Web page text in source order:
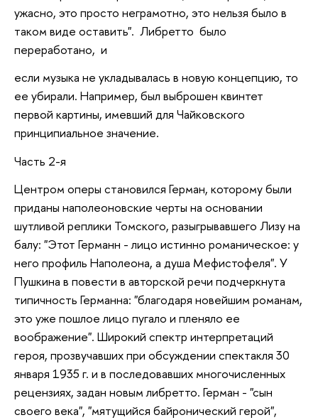
ужасно, это просто неграмотно, это нельзя было в
таком виде оставить". Либретто было
переработано, и
если музыка не укладывалась в новую концепцию, то
ее убирали. Например, был выброшен квинтет
первой картины, имевший для Чайковского
принципиальное значение.
Часть 2-я
Центром оперы становился Герман, которому были
приданы наполеоновские черты на основании
шутливой реплики Томского, разыгрывавшего Лизу на
балу: "Этот Германн - лицо истинно романическое: у
него профиль Наполеона, а душа Мефистофеля". У
Пушкина в повести в авторской речи подчеркнута
типичность Германна: "благодаря новейшим романам,
это уже пошлое лицо пугало и пленяло ее
воображение". Широкий спектр интерпретаций
героя, прозвучавших при обсуждении спектакля 30
января 1935 г. и в последовавших многочисленных
рецензиях, задан новым либретто. Герман - "сын
своего века", "мятущийся байронический герой",